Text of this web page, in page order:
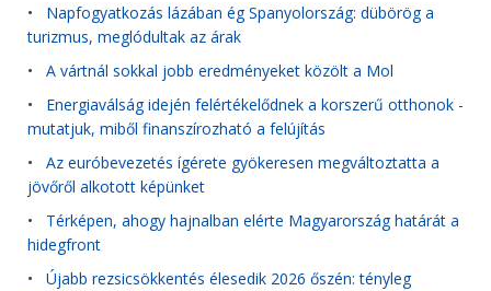
• Napfogyatkozás lázában ég Spanyolország: dübörög a
turizmus, meglódultak az árak
• A vártnál sokkal jobb eredményeket közölt a Mol
• Energiaválság idején felértékelődnek a korszerű otthonok -
mutatjuk, miből finanszírozható a felújítás
• Az euróbevezetés ígérete gyökeresen megváltoztatta a
jövőről alkotott képünket
• Térképen, ahogy hajnalban elérte Magyarország határát a
hidegfront
• Újabb rezsicsökkentés élesedik 2026 őszén: tényleg